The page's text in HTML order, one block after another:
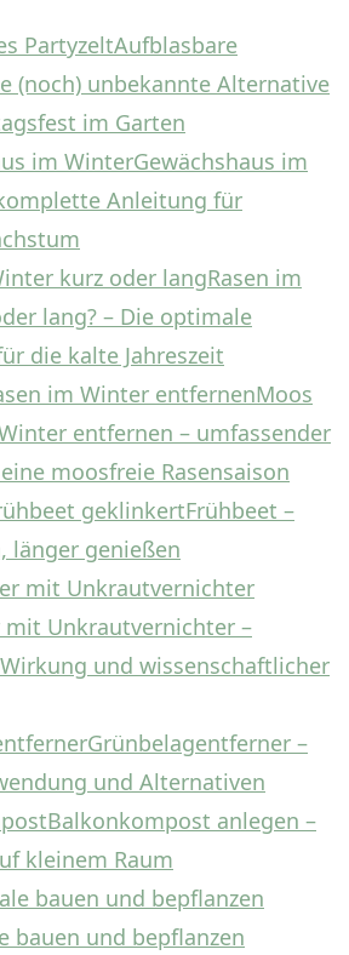
Aufblasbare
(noch) unbekannte Alternative
im Garten
Gewächshaus im
Anleitung für
Rasen im
lang? – Die optimale
die kalte Jahreszeit
Moos
entfernen – umfassender
moosfreie Rasensaison
Frühbeet –
länger genießen
mit Unkrautvernichter –
und wissenschaftlicher
Grünbelagentferner –
und Alternativen
Balkonkompost anlegen –
kleinem Raum
bauen und bepflanzen